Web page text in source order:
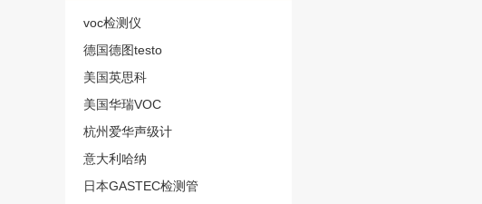
voc检测仪
德国德图testo
美国英思科
美国华瑞VOC
杭州爱华声级计
意大利哈纳
日本GASTEC检测管